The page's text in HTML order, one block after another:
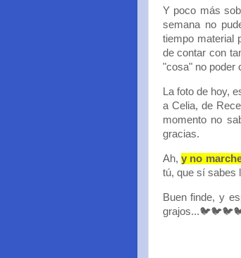
Y poco más
semana no
tiempo material
de contar con
"cosa" no poder
La foto de hoy,
a Celia, de
momento no
gracias.
Ah, y no
tú, que sí sabes
Buen finde, y